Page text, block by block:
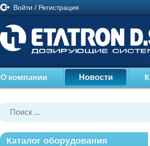
Войти / Регистрация
О компании Новости
Каталог оборудования